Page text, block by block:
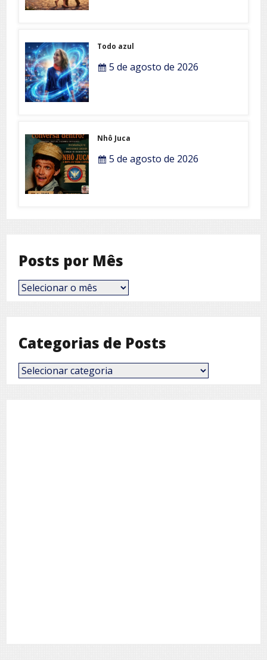
Todo azul
5 de agosto de 2026
Nhô Juca
5 de agosto de 2026
Posts por Mês
Posts
por
Categorias de Posts
Categorias
de